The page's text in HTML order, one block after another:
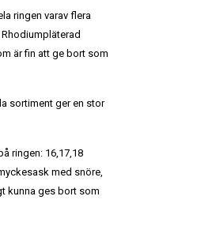
ringen varav flera
är fin att ge bort som
sortiment ger en stor
ringen: 16,17,18
med snöre,
kunna ges bort som